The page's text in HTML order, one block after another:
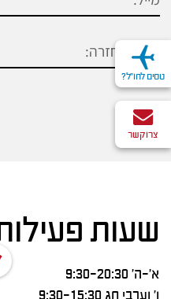
טסים לחו"ל?
צרו קשר
שעות
א’-ה’ 9:30-20:30